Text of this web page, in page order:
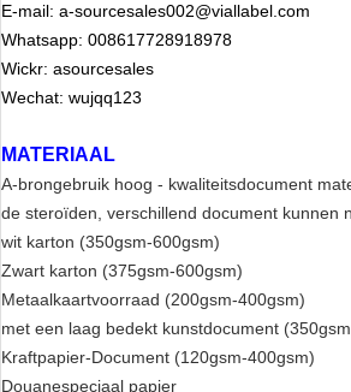
E-mail: a-sourcesales002@viallabel.com
Whatsapp: 008617728918978
Wickr: asourcesales
Wechat: wujqq123
MATERIAAL
A-brongebruik hoog - kwaliteitsdocument
de steroïden, verschillend document kunnen
wit karton (350gsm-600gsm)
Zwart karton (375gsm-600gsm)
Metaalkaartvoorraad (200gsm-400gsm)
met een laag bedekt kunstdocument
Kraftpapier-Document (120gsm-400gsm)
Douanespeciaal papier